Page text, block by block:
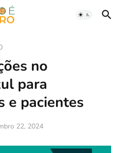
no
para
e pacientes
22, 2024